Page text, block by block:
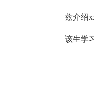
兹介绍
该生学